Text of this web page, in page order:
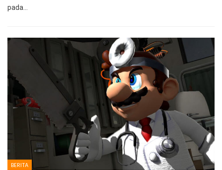
pada…
BERITA